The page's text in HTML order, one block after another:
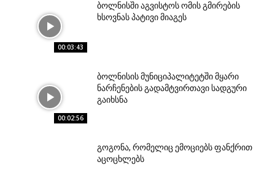
00:03:43
ბოლნისში აგვისტოს ომის გმირების
ხსოვნას პატივი მიაგეს
00:02:56
ბოლნისის მუნიციპალიტეტში მყარი
ნარჩენების გადამტვირთავი სადგური
გაიხსნა
გოგონა, რომელიც ემოციებს ფანქრით
აცოცხლებს